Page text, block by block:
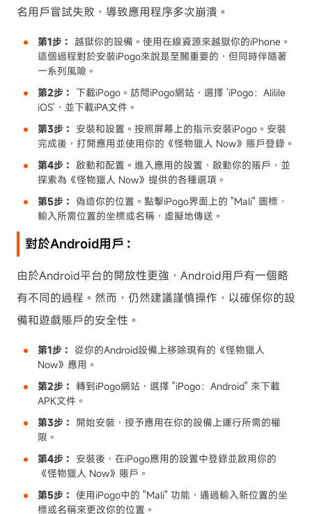
名用戶嘗試失敗，導致應用程序多次崩潰。
第1步： 越獄你的設備。使用在線資源來越獄你的iPhone。
這個過程對於安裝iPogo來說是至關重要的，但同時伴隨著
一系列風險。
第2步： 下載iPogo。訪問iPogo網站，選擇 'iPogo：Alilile
iOS'，並下載iPA文件。
第3步： 安裝和設置。按照屏幕上的指示安裝iPogo。安裝
完成後，打開應用並使用你的《怪物獵人 Now》賬戶登錄。
第4步： 啟動和配置。進入應用的設置，啟動你的賬戶，並
探索為《怪物獵人 Now》提供的各種選項。
第5步： 偽造你的位置。點擊iPogo界面上的 "Mali" 圖標，
輸入所需位置的坐標或名稱，虛擬地傳送。
對於Android用戶：
由於Android平台的開放性更強，Android用戶有一個略
有不同的過程。然而，仍然建議謹慎操作，以確保你的設
備和遊戲賬戶的安全性。
第1步： 從你的Android設備上移除現有的《怪物獵人
Now》應用。
第2步： 轉到iPogo網站，選擇 "iPogo：Android" 來下載
APK文件。
第3步： 開始安裝，授予應用在你的設備上運行所需的權
限。
第4步： 安裝後，在iPogo應用的設置中登錄並啟用你的
《怪物獵人 Now》賬戶。
第5步： 使用iPogo中的 "Mali" 功能，通過輸入新位置的坐
標或名稱來更改你的位置。